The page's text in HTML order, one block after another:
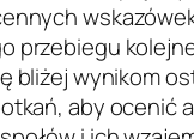
przebiegu
bliżej wynikom
aby ocenić